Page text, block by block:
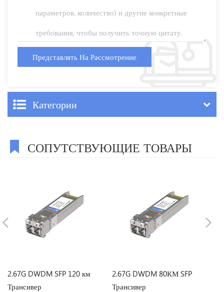
Категории
СОПУТСТВУЮЩИЕ ТОВАРЫ
2.67G DWDM SFP 120 км
Трансивер
2.67G DWDM 80КМ SFP
Трансивер